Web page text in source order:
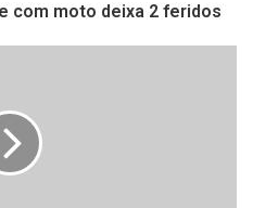
com moto deixa 2 feridos